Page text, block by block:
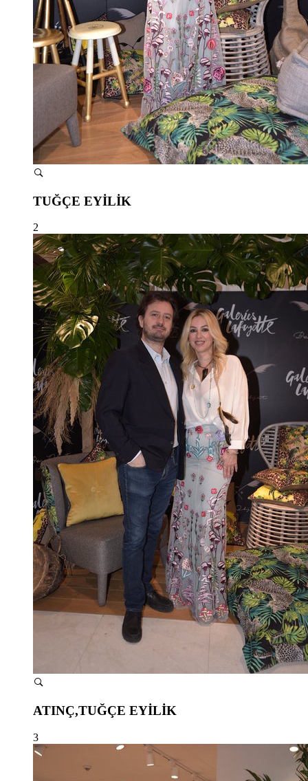
TUĞÇE EYİLİK
2
ATINÇ,TUĞÇE EYİLİK
3